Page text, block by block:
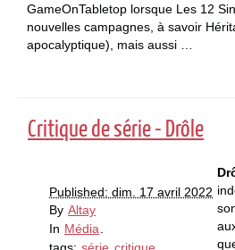
GameOnTabletop lorsque Les 12
nouvelles campagnes, à savoir
apocalyptique), mais aussi …
Critique de série - Drôle
Published: dim. 17 avril 2022
By Altay
In Média